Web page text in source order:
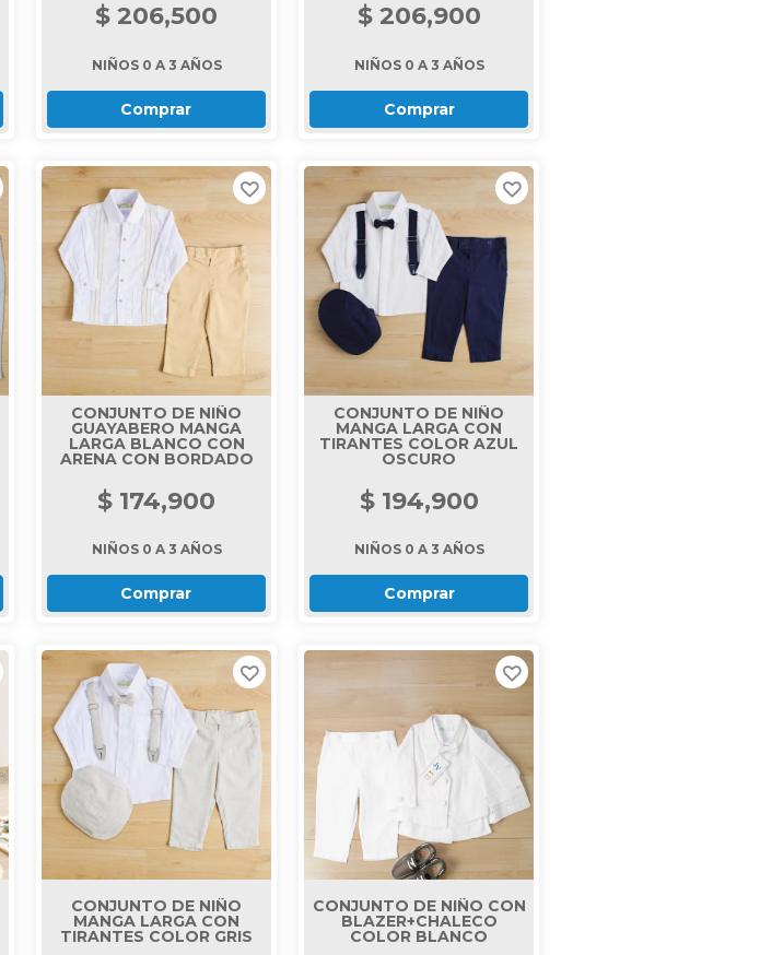
$ 206,500
NIÑOS 0 A 3 AÑOS
Comprar
$ 206,900
NIÑOS 0 A 3 AÑOS
Comprar
CONJUNTO DE NIÑO
GUAYABERO MANGA
LARGA BLANCO CON
ARENA CON BORDADO
$ 174,900
NIÑOS 0 A 3 AÑOS
Comprar
CONJUNTO DE NIÑO
MANGA LARGA CON
TIRANTES COLOR AZUL
OSCURO
$ 194,900
NIÑOS 0 A 3 AÑOS
Comprar
CONJUNTO DE NIÑO
MANGA LARGA CON
TIRANTES COLOR GRIS
CONJUNTO DE NIÑO CON
BLAZER+CHALECO
COLOR BLANCO